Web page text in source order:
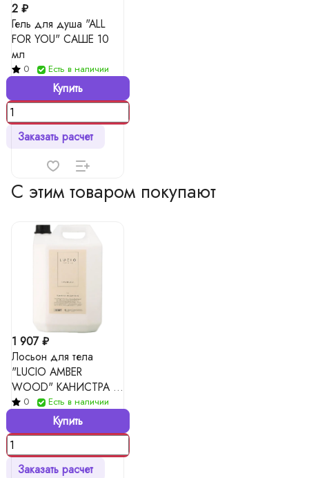
2 ₽
Гель для душа "ALL
FOR YOU" САШЕ 10
мл
0 Есть в наличии
Купить
Заказать расчет
С этим товаром покупают
1 907 ₽
Лосьон для тела
"LUCIO AMBER
WOOD" КАНИСТРА 5
л 0 Есть в наличии
Купить
Заказать расчет